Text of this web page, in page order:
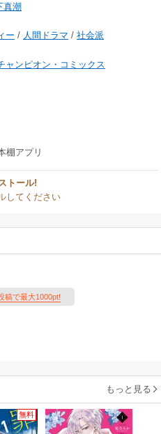
真潮
ー / 人間ドラマ / 社会派
ャンピオン・コミックス
棚アプリ
トール!
してください
稿で最大1000pt!
もっと見る
無料